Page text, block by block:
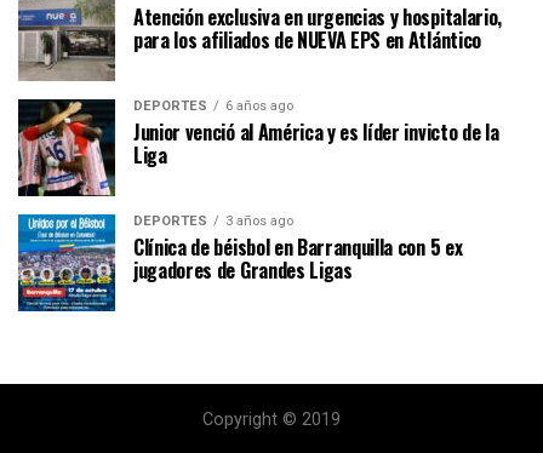
Atención exclusiva en urgencias y hospitalario,
para los afiliados de NUEVA EPS en Atlántico
DEPORTES 6 años ago
Junior venció al América y es líder invicto de la
Liga
DEPORTES 3 años ago
Clínica de béisbol en Barranquilla con 5 ex
jugadores de Grandes Ligas
Copyright © 2019